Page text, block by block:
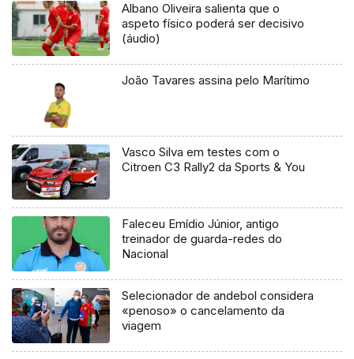
Albano Oliveira salienta que o
aspeto físico poderá ser decisivo
(áudio)
João Tavares assina pelo Marítimo
Vasco Silva em testes com o
Citroen C3 Rally2 da Sports & You
Faleceu Emídio Júnior, antigo
treinador de guarda-redes do
Nacional
Selecionador de andebol considera
«penoso» o cancelamento da
viagem